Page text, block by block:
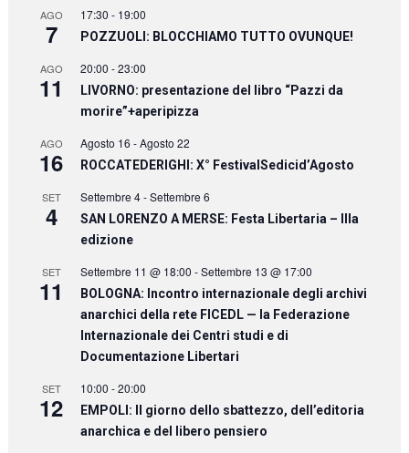
AGO
7
17:30 - 19:00
POZZUOLI: BLOCCHIAMO TUTTO OVUNQUE!
AGO
11
20:00 -23:00
LIVORNO: presentazione del libro “Pazzi da
morire”+aperipizza
AGO
16
Agosto 16 -Agosto 22
ROCCATEDERIGHI: X° FestivalSedicid’Agosto
SET
4
Settembre 4-Settembre 6
SAN LORENZO A MERSE: Festa Libertaria – IIIa
edizione
SET
11
Settembre 11 @ 18:00 -Settembre 13 @ 17:00
BOLOGNA: Incontro internazionale degli archivi
anarchici della rete FICEDL — la Federazione
Internazionale dei Centri studi e di
Documentazione Libertari
SET
12
10:00 -20:00
EMPOLI: Il giorno dello sbattezzo, dell’editoria
anarchica e del libero pensiero